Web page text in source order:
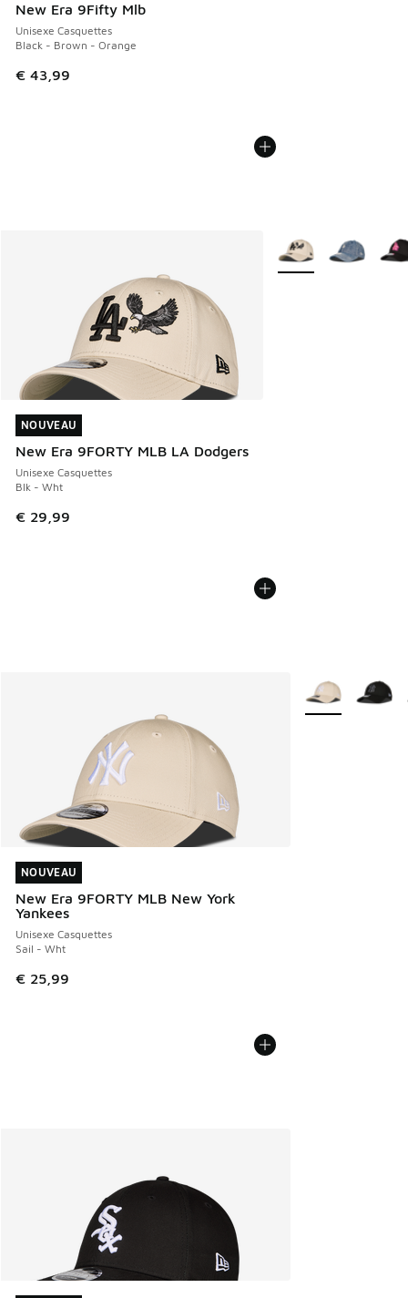
New Era 9Fifty Mlb
Unisexe Casquettes
Black - Brown - Orange
€ 43,99
NOUVEAU
New Era 9FORTY MLB LA Dodgers
Unisexe Casquettes
Blk - Wht
€ 29,99
NOUVEAU
Plus de couleurs
NOUVEAU
New Era 9FORTY MLB New York
Yankees
Unisexe Casquettes
Sail - Wht
€ 25,99
NOUVEAU
Plus de couleurs